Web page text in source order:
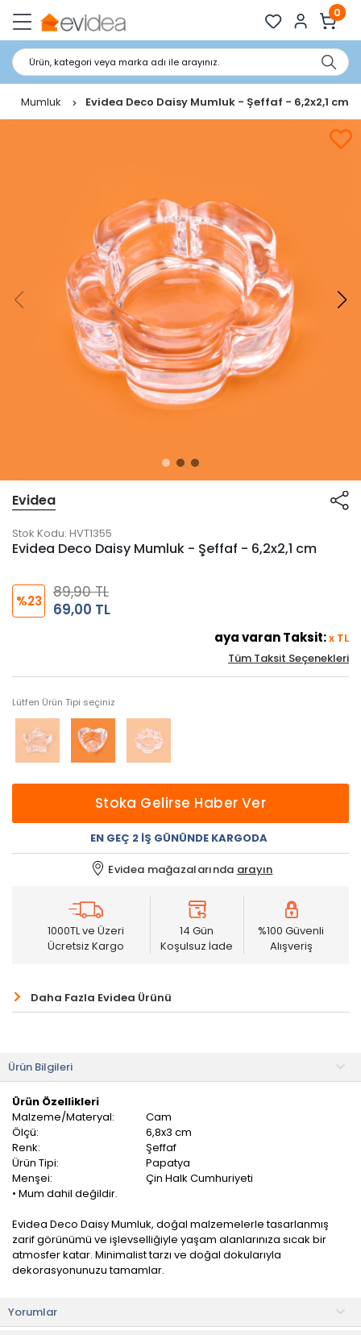
0
Ürün, kategori veya marka adı ile arayınız.
Mumluk Evidea Deco Daisy Mumluk - Şeffaf - 6,2x2,1 cm
Evidea
Stok Kodu: HVT1355
Evidea Deco Daisy Mumluk - Şeffaf - 6,2x2,1 cm
%23
89,90 TL
69,00 TL
aya varan Taksit:x TL
Tüm Taksit Seçenekleri
Lütfen Ürün Tipi seçiniz
Stoka Gelirse Haber Ver
EN GEÇ 2 İŞ GÜNÜNDE KARGODA
Evidea mağazalarında arayın
1000TL ve Üzeri
Ücretsiz Kargo
14 Gün
Koşulsuz İade
%100 Güvenli
Alışveriş
Daha Fazla Evidea Ürünü
Ürün Bilgileri
Ürün Özellikleri
Malzeme/Materyal:
Cam
Ölçü:
6,8x3 cm
Renk:
Şeffaf
Ürün Tipi:
Papatya
Menşei:
Çin Halk Cumhuriyeti
• Mum dahil değildir.
Evidea Deco Daisy Mumluk, doğal malzemelerle tasarlanmış
zarif görünümü ve işlevselliğiyle yaşam alanlarınıza sıcak bir
atmosfer katar. Minimalist tarzı ve doğal dokularıyla
dekorasyonunuzu tamamlar.
için dekoratif mumluk olarak idealdir.
Yorumlar